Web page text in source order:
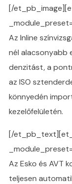
[/
Az Inline
nél alacsonyabb
denzitást, a
az ISO
könnyedén
kezelőfelületén.
[/
Az Esko és AVT
teljesen